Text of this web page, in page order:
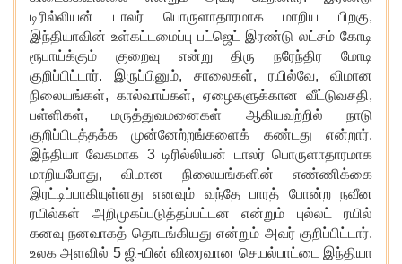
டிரில்லியன் டாலர் பொருளாதாரமாக மாறிய பிறகு,
இந்தியாவின் உள்கட்டமைப்பு பட்ஜெட் இரண்டு லட்சம் கோடி
ரூபாய்க்கும் குறைவு என்று திரு நரேந்திர மோடி
குறிப்பிட்டார். இருப்பினும், சாலைகள், ரயில்வே, விமான
நிலையங்கள், கால்வாய்கள், ஏழைகளுக்கான வீட்டுவசதி,
பள்ளிகள், மருத்துவமனைகள் ஆகியவற்றில் நாடு
குறிப்பிடத்தக்க முன்னேற்றங்களைக் கண்டது என்றார்.
இந்தியா வேகமாக 3 டிரில்லியன் டாலர் பொருளாதாரமாக
மாறியபோது, விமான நிலையங்களின் எண்ணிக்கை
இரட்டிப்பாகியுள்ளது எனவும் வந்தே பாரத் போன்ற நவீன
ரயில்கள் அறிமுகப்படுத்தப்பட்டன என்றும் புல்லட் ரயில்
கனவு நனவாகத் தொடங்கியது என்றும் அவர் குறிப்பிட்டார்.
உலக அளவில் 5 ஜி-யின் விரைவான செயல்பாட்டை இந்தியா